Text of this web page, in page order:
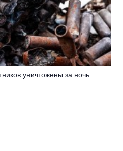
уничтожены за ночь